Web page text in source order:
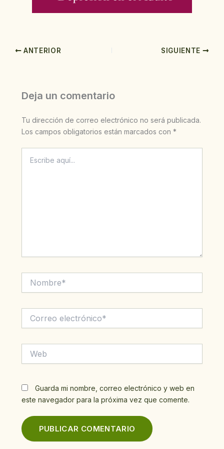
ANTERIOR SIGUIENTE
Deja un comentario
Tu dirección de correo electrónico no será publicada.
Los campos obligatorios están marcados con *
aquí...
electrónico*
Guarda mi nombre, correo electrónico y web en
este navegador para la próxima vez que comente.